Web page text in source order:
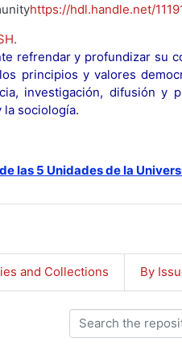
https://hdl.handle.net/
.
refrendar y profundizar su
principios y valores
investigación, difusión y
la sociología.
las 5 Unidades de la
and Collections By